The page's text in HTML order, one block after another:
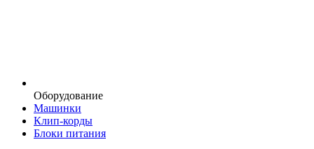
Оборудование
Машинки
Клип-корды
Блоки питания